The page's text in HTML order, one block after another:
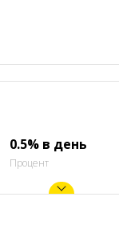
0.5% в день
Процент